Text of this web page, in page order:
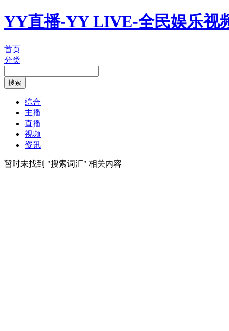
YY直播-YY LIVE-全民娱乐视
首页
分类
综合
主播
直播
视频
资讯
暂时未找到 "搜索词汇" 相关内容